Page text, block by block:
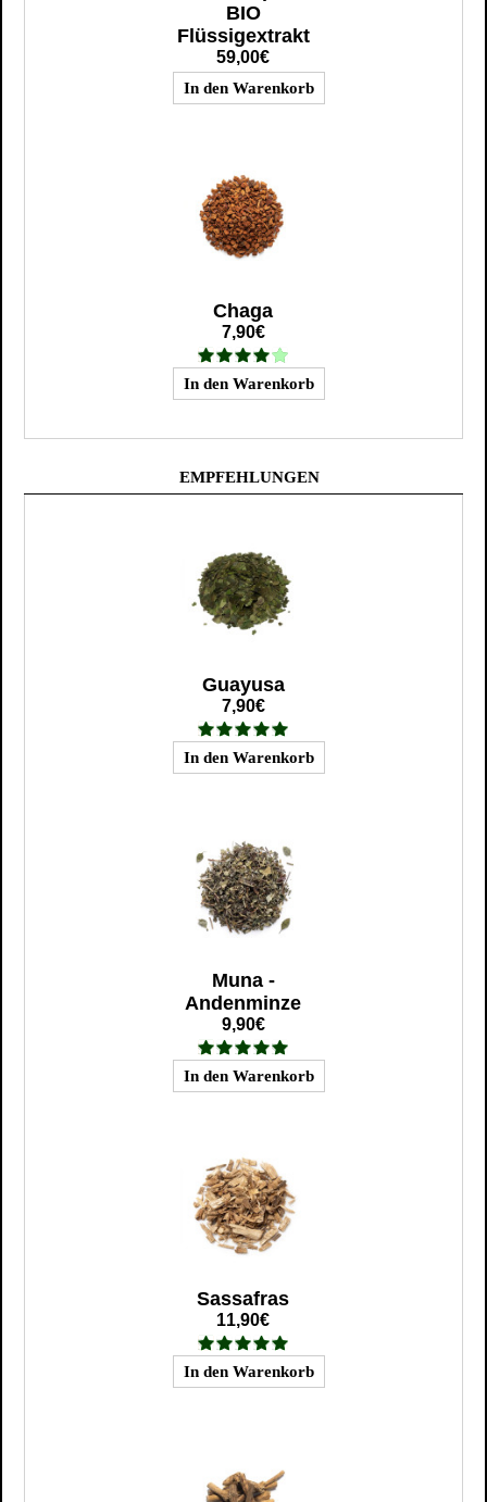
BIO
Flüssigextrakt
59,00€
Chaga
7,90€
EMPFEHLUNGEN
Guayusa
7,90€
Muna -
Andenminze
9,90€
Sassafras
11,90€